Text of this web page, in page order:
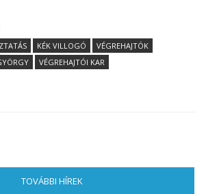
KÉK VILLOGÓ
VÉGREHAJTÓK
VÉGREHAJTÓI KAR
TOVÁBBI HÍREK